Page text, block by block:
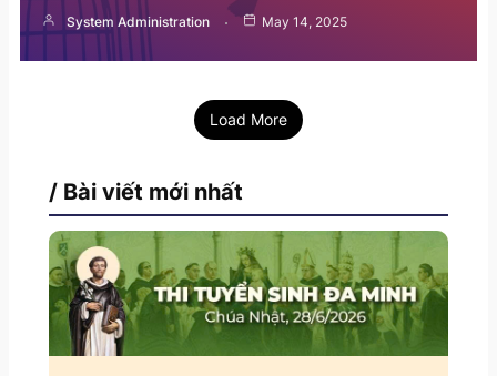
System Administration May 14, 2025
Load More
/ Bài viết mới nhất